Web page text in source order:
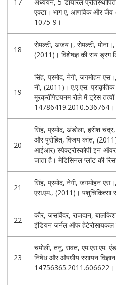
एक्टा। भाग ए, आणविक और जैव-
1075-9।
18
सेमल्टी, अजय।, सेमल्टी, मोना।,
(2011)। विशेषज्ञ की राय
19
सिंह, प्रमोद, नेगी, जगमोहन
नी, (2011)। ए.ए.एस. प्राकृतिक
मूरक्रॉफ्टियनम रोले में ट्रेस
14786419.2010.536764।
20
सिंह, प्रमोद, अंडोला, हरीश
और पुरोहित, विजय कांत,
आईआर) स्पेक्ट्रोस्कोपी इन-
जाता है। मेडिसिनल प्लांट की
21
सिंह, प्रमोद, नेगी, जगमोहन
एस.एम., (2011)।
22
कौर, जसविंदर, राजदान,
इंडियन जर्नल ऑफ
23
चमोली, तनु, रावत, एम.एस.एम.
निषेध और औषधीय रसायन
14756365.2011.606622।